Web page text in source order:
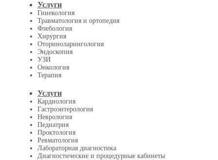
Услуги
Гинекология
Травматология и ортопедия
Флебология
Хирургия
Оториноларингология
Эндоскопия
УЗИ
Онкология
Терапия
Услуги
Кардиология
Гастроэнтерология
Неврология
Педиатрия
Проктология
Ревматология
Лабораторная диагностика
Диагностические и процедурные кабинеты